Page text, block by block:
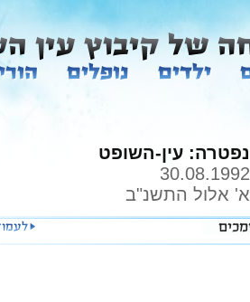
נפטרה: עין-השופט
30.08.1992
א' אלול התשנ"ב